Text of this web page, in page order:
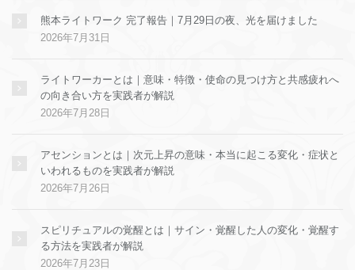
熊本ライトワーク 完了報告｜7月29日の夜、光を届けました
2026年7月31日
ライトワーカーとは｜意味・特徴・使命の見つけ方と共感疲れへ
の向き合い方を実践者が解説
2026年7月28日
アセンションとは｜次元上昇の意味・本当に起こる変化・症状と
いわれるものを実践者が解説
2026年7月26日
スピリチュアルの覚醒とは｜サイン・覚醒した人の変化・覚醒す
る方法を実践者が解説
2026年7月23日